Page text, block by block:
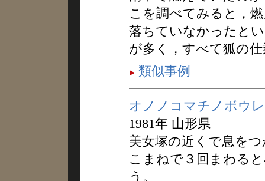
こを調べてみると，
落ちていなかったと
が多く，すべて狐の
類似事例
オノノコマチノボウ
1981年 山形県
美女塚の近くで息を
こまねで３回まわる
う。